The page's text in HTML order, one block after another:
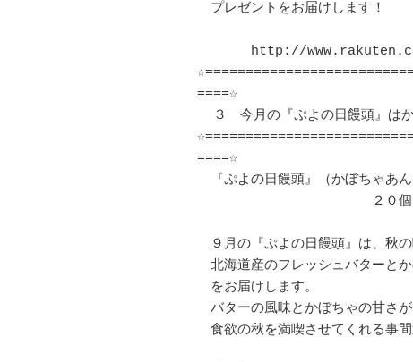
プレゼントをお届けします！
http://
====☆
====☆
『ぷよの日饅頭』（かぼちゃあ
２０個入り　価格　
９月の『ぷよの日饅頭』は、秋の
北海道産のフレッシュバターとか
をお届けします。
バターの風味とかぼちゃの甘さ
食欲の秋を満喫させてくれる事間